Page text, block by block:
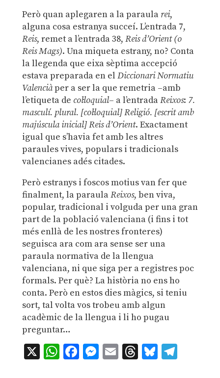
Però quan aplegaren a la paraula rei,
alguna cosa estranya succeí. L’entrada 7,
Reis, remet a l’entrada 38, Reis d’Orient (o
Reis Mags). Una miqueta estrany, no? Conta
la llegenda que eixa sèptima accepció
estava preparada en el Diccionari Normatiu
Valenciàper a ser la que remetria –amb
l’etiqueta de col·loquial– a l’entradaReixos: 7.
masculí. plural. [col·loquial] Religió. [escrit amb
majúscula inicial] Reis d’Orient. Exactament
igual que s’havia fet amb les altres
paraules vives, populars i tradicionals
valencianes adés citades.
Però estranys i foscos motius van fer que
finalment, la paraulaReixos, ben viva,
popular, tradicional i volguda per una gran
part de la població valenciana (i fins i tot
més enllà de les nostres fronteres)
seguisca ara com ara sense ser una
paraula normativa de la llengua
valenciana, ni que siga per a registres poc
formals. Per què? La història no ens ho
conta. Però en estos dies màgics, si teniu
sort, tal volta vos trobeu amb algun
acadèmic de la llengua i li ho pugau
preguntar…
X WhatsApp
Facebook
Messenger
EmailThreads
Bluesky